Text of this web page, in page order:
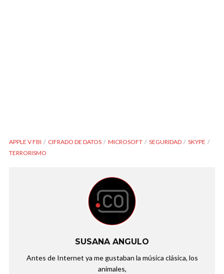
APPLE V FBI CIFRADO DE DATOS MICROSOFT SEGURIDAD
SKYPE
TERRORISMO
SUSANA ANGULO
Antes de Internet ya me gustaban la música clásica, los
animales,